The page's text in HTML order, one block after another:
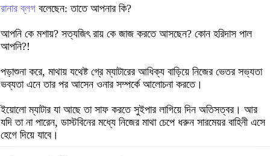
রানার ব্লগ বলেছেন: তাতে আপনার কি?
আপনি কে মশায়? সত্যজিৎ রায় কে জাজ করতে আসছেন? কোন হরিদাস পাল
আপনি?!
পড়াশুনা করে, মাথায় যথেষ্ট গ্রে ম্যাটারের আধিক্য বাড়িয়ে নিজের ভেতর সভ্যতা
ভব্যতা এনে তার পর আসেন ওনার সম্পর্কে আলোচনা করতে।
ইয়োলো ম্যাটার যা আছে তা সাফ করতে সুইপার লাগিয়ে দিন অতিসত্বর। আর
যদি তা না পারেন, ডাস্টবিনের মধ্যে নিজের মাথা চেপে ধরুন সারমেয়র বাহিনী এসে
হেগে দিয়ে যাবে।